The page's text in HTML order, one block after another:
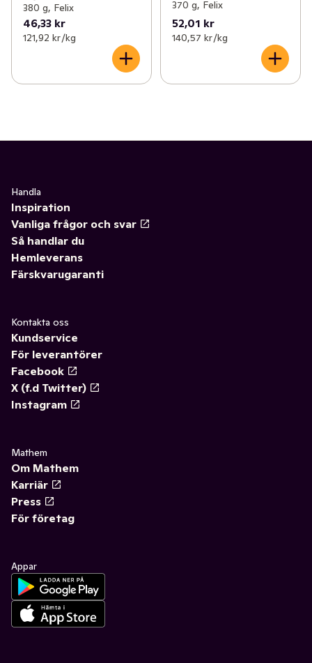
380 g, Felix
46,33 kr
121,92 kr /kg
370 g, Felix
52,01 kr
140,57 kr /kg
Handla
Inspiration
Vanliga frågor och svar
Så handlar du
Hemleverans
Färskvarugaranti
Kontakta oss
Kundservice
För leverantörer
Facebook
X (f.d Twitter)
Instagram
Mathem
Om Mathem
Karriär
Press
För företag
Appar